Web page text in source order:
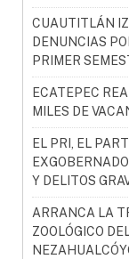
CUAUTITLÁN
DENUNCIAS
PRIMER
ECATEPEC
MILES DE
EL PRI, EL
Y DELITOS
ARRANCA LA
ZOOLÓGICO